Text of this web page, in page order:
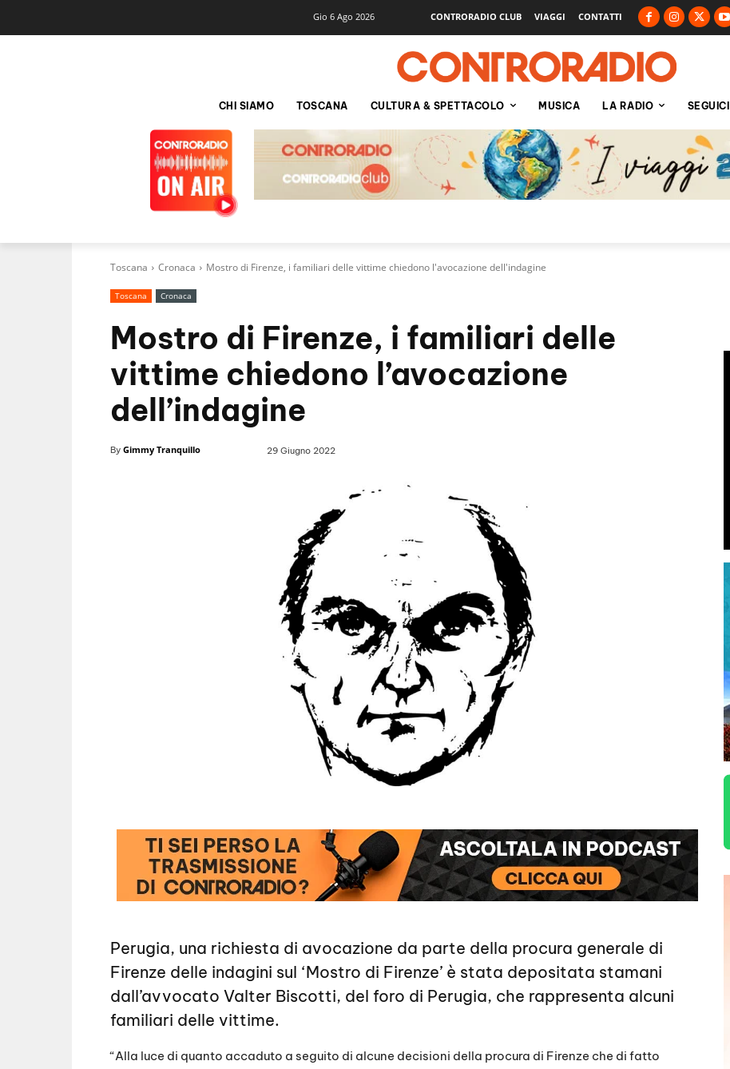
Gio 6 Ago 2026 CONTRORADIO CLUB VIAGGI CONTATTI
CHI SIAMO TOSCANA CULTURA & SPETTACOLO MUSICA LA RADIO SEGUICI
Toscana Cronaca Mostro di Firenze, i familiari delle vittime chiedono l'avocazione dell'indagine
Toscana Cronaca
Mostro di Firenze, i familiari delle
vittime chiedono l’avocazione
dell’indagine
By Gimmy Tranquillo 29 Giugno 2022
Perugia, una richiesta di avocazione da parte della procura generale di
Firenze delle indagini sul ‘Mostro di Firenze’ è stata depositata stamani
dall’avvocato Valter Biscotti, del foro di Perugia, che rappresenta alcuni
familiari delle vittime.
“Alla luce di quanto accaduto a seguito di alcune decisioni della procura di Firenze che di fatto